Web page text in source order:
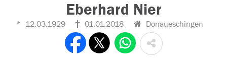
Eberhard Nier
12.03.1929 01.01.2018 Donaueschingen